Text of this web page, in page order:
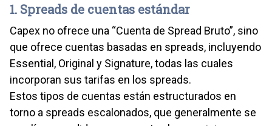
1. Spreads de cuentas estándar
Capex no ofrece una “Cuenta de Spread Bruto”, sino
que ofrece cuentas basadas en spreads, incluyendo
Essential, Original y Signature, todas las cuales
incorporan sus tarifas en los spreads.
Estos tipos de cuentas están estructurados en
torno a spreads escalonados, que generalmente se